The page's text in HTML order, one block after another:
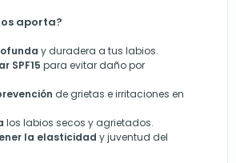
aporta?
y duradera a tus labios.
SPF15 para evitar daño por
de grietas e irritaciones en
los labios secos y agrietados.
la elasticidad y juventud del